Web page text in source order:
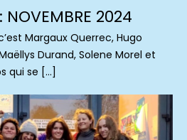
NOVEMBRE 2024
Margaux Querrec, Hugo
Durand, Solene Morel et
qui se […]